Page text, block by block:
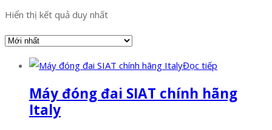
Hiển thị kết quả duy nhất
Đọc tiếp
Máy đóng đai SIAT chính hãng
Italy